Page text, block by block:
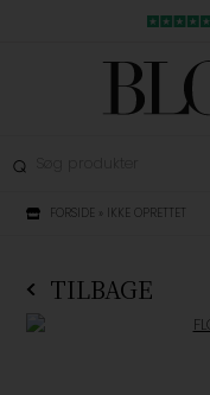
FORSIDE » IKKE OPRETTET
TILBAGE